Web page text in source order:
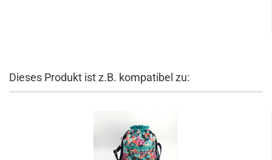
Dieses Produkt ist z.B. kompatibel zu: